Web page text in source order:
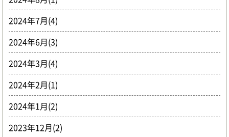
2024年7月(4)
2024年6月(3)
2024年3月(4)
2024年2月(1)
2024年1月(2)
2023年12月(2)